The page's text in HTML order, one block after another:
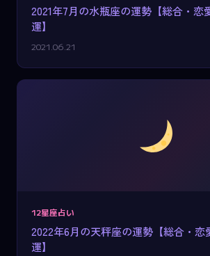
2021年7月の水瓶座の運勢【総合・恋
運】
2021.06.21
12星座占い
2022年6月の天秤座の運勢【総合・恋
運】